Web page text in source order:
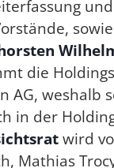
die
weshalb
in der
wird
Mathias